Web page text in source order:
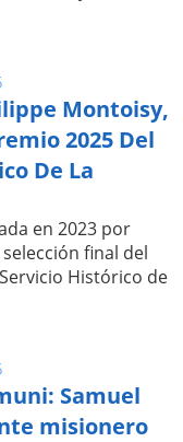
Montoisy,
2025 Del
De La
en 2023 por
final del
Histórico de
Samuel
misionero